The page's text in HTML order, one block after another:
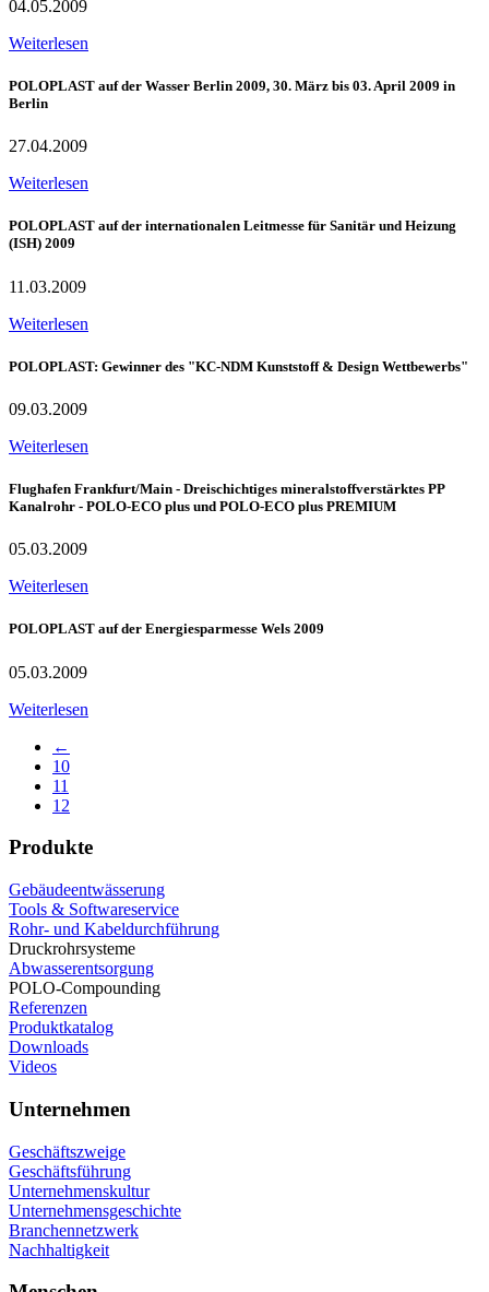
04.05.2009
Weiterlesen
POLOPLAST auf der Wasser Berlin 2009, 30. März bis 03. April 2009 in
Berlin
27.04.2009
Weiterlesen
POLOPLAST auf der internationalen Leitmesse für Sanitär und Heizung
(ISH) 2009
11.03.2009
Weiterlesen
POLOPLAST: Gewinner des "KC-NDM Kunststoff & Design Wettbewerbs"
09.03.2009
Weiterlesen
Flughafen Frankfurt/Main - Dreischichtiges mineralstoffverstärktes PP
Kanalrohr - POLO-ECO plus und POLO-ECO plus PREMIUM
05.03.2009
Weiterlesen
POLOPLAST auf der Energiesparmesse Wels 2009
05.03.2009
Weiterlesen
←
10
11
12
Produkte
Gebäudeentwässerung
Tools & Softwareservice
Rohr- und Kabeldurchführung
Druckrohrsysteme
Abwasserentsorgung
POLO-Compounding
Referenzen
Produktkatalog
Downloads
Videos
Unternehmen
Geschäftszweige
Geschäftsführung
Unternehmenskultur
Unternehmensgeschichte
Branchennetzwerk
Nachhaltigkeit